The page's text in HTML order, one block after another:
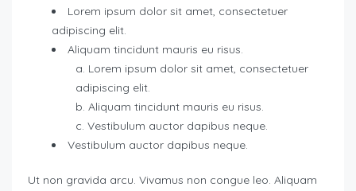
Lorem ipsum dolor sit amet, consectetuer
adipiscing elit.
Aliquam tincidunt mauris eu risus.
Lorem ipsum dolor sit amet, consectetuer
adipiscing elit.
Aliquam tincidunt mauris eu risus.
Vestibulum auctor dapibus neque.
Vestibulum auctor dapibus neque.
Ut non gravida arcu. Vivamus non congue leo. Aliquam